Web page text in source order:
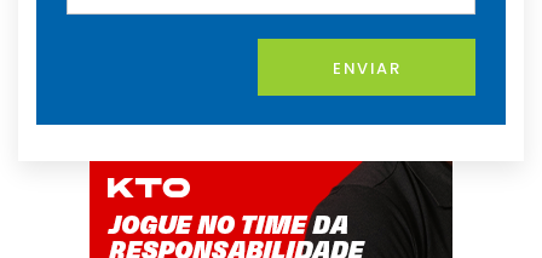
ENVIAR